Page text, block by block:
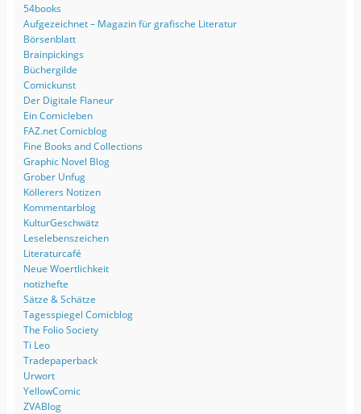
54books
Aufgezeichnet – Magazin für grafische Literatur
Börsenblatt
Brainpickings
Büchergilde
Comickunst
Der Digitale Flaneur
Ein Comicleben
FAZ.net Comicblog
Fine Books and Collections
Graphic Novel Blog
Grober Unfug
Köllerers Notizen
Kommentarblog
KulturGeschwätz
Leselebenszeichen
Literaturcafé
Neue Woertlichkeit
notizhefte
Sätze & Schätze
Tagesspiegel Comicblog
The Folio Society
Ti Leo
Tradepaperback
Urwort
YellowComic
ZVABlog